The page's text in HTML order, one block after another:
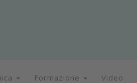
Formazione Video